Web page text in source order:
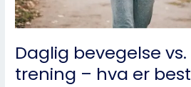
Daglig bevegelse
trening – hva er